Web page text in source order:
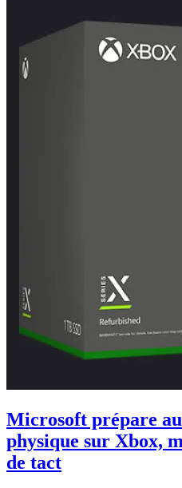
Microsoft prépare
physique sur Xbox,
de tact